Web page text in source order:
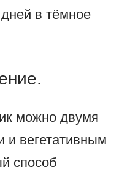
в тёмное
можно двумя
вегетативным
способ